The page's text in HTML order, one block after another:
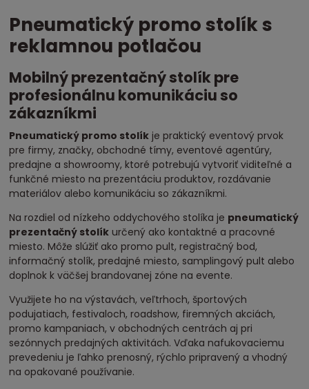
Pneumatický promo stolík s
reklamnou potlačou
Mobilný prezentačný stolík pre
profesionálnu komunikáciu so
zákazníkmi
Pneumatický promo stolík je praktický eventový prvok
pre firmy, značky, obchodné tímy, eventové agentúry,
predajne a showroomy, ktoré potrebujú vytvoriť viditeľné a
funkčné miesto na prezentáciu produktov, rozdávanie
materiálov alebo komunikáciu so zákazníkmi.
Na rozdiel od nízkeho oddychového stolíka je pneumatický
prezentačný stolík určený ako kontaktné a pracovné
miesto. Môže slúžiť ako promo pult, registračný bod,
informačný stolík, predajné miesto, samplingový pult alebo
doplnok k väčšej brandovanej zóne na evente.
Využijete ho na výstavách, veľtrhoch, športových
podujatiach, festivaloch, roadshow, firemných akciách,
promo kampaniach, v obchodných centrách aj pri
sezónnych predajných aktivitách. Vďaka nafukovaciemu
prevedeniu je ľahko prenosný, rýchlo pripravený a vhodný
na opakované používanie.